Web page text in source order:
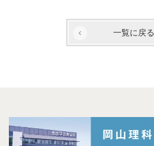
一覧に戻る